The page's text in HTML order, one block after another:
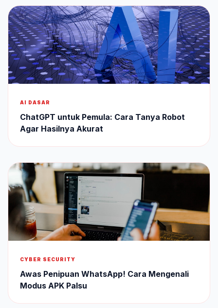
AI DASAR
ChatGPT untuk Pemula: Cara Tanya Robot
Agar Hasilnya Akurat
CYBER SECURITY
Awas Penipuan WhatsApp! Cara Mengenali
Modus APK Palsu